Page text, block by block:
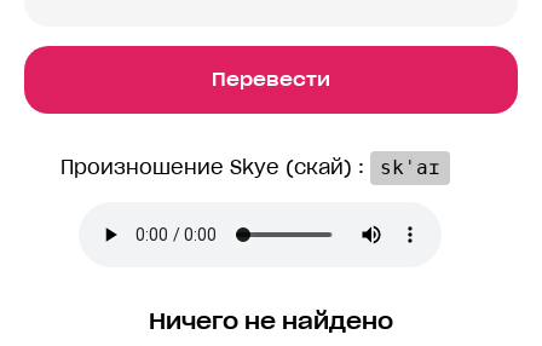
Перевести
Произношение Skye (скай) : skˈaɪ
Ничего не найдено